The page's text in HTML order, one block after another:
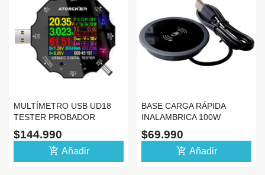
MULTÍMETRO USB UD18
TESTER PROBADOR
MEDIDOR BLUETOOTH
$144.990
add_shopping_cart Añadir
BASE CARGA RÁPIDA
INALAMBRICA 100W
CARGADOR ESTACION
CELULAR
$69.990
add_shopping_cart Añadir